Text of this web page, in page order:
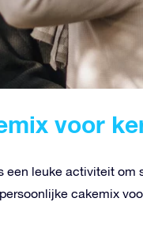
voor
leuke activiteit om
cakemix